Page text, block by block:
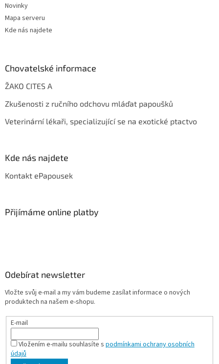
Novinky
Mapa serveru
Kde nás najdete
Chovatelské informace
ŽAKO CITES A
Zkušenosti z ručního odchovu mláďat papoušků
Veterinární lékaři, specializující se na exotické ptactvo
Kde nás najdete
Kontakt ePapousek
Přijímáme online platby
Odebírat newsletter
Vložte svůj e-mail a my vám budeme zasílat informace o nových
produktech na našem e-shopu.
E-mail
Vložením e-mailu souhlasíte s podmínkami ochrany osobních
údajů